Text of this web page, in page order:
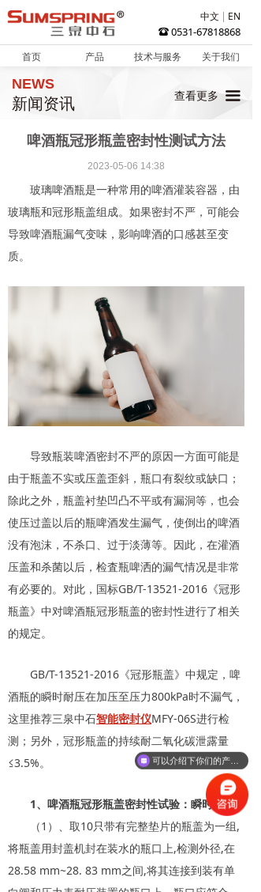
뀰 0531-67818868
中文 EN
首页 产品 技术与服务 关于我们
玻璃啤酒瓶是一种常用的啤酒灌装容器，由
玻璃瓶和冠形瓶盖组成。如果密封不严，可能会
导致啤酒瓶漏气变味，影响啤酒的口感甚至变
质。
导致瓶装啤酒密封不严的原因一方面可能是
由于瓶盖不实或压盖歪斜，瓶口有裂纹或缺口；
除此之外，瓶盖衬垫凹凸不平或有漏洞等，也会
使压过盖以后的瓶啤酒发生漏气，使倒出的啤酒
没有泡沫，不杀口、过于淡薄等。因此，在灌酒
压盖和杀菌以后，检査瓶啤洒的漏气情况是非常
有必要的。对此，国标GB/T-13521-2016《冠形
瓶盖》中对啤酒瓶冠形瓶盖的密封性进行了相关
的规定。
GB/T-13521-2016《冠形瓶盖》中规定，啤
酒瓶的瞬时耐压在加压至压力800kPa时不漏气，
这里推荐三泉中石智能密封仪MFY-06S进行检
测；另外，冠形瓶盖的持续耐二氧化碳泄露量
≤3.5%。
1、啤酒瓶冠形瓶盖密封性试验：瞬时耐压
（1）、取10只带有完整垫片的瓶盖为一组,
将瓶盖用封盖机封在装水的瓶口上,检测外径,在
28.58 mm~28. 83 mm之间,将其连接到装有单
啤酒瓶冠形瓶盖密封性测试方法
2023-05-06 14:38
NEWS
新闻资讯 끀
查看更多
可以介绍下你们的产品么